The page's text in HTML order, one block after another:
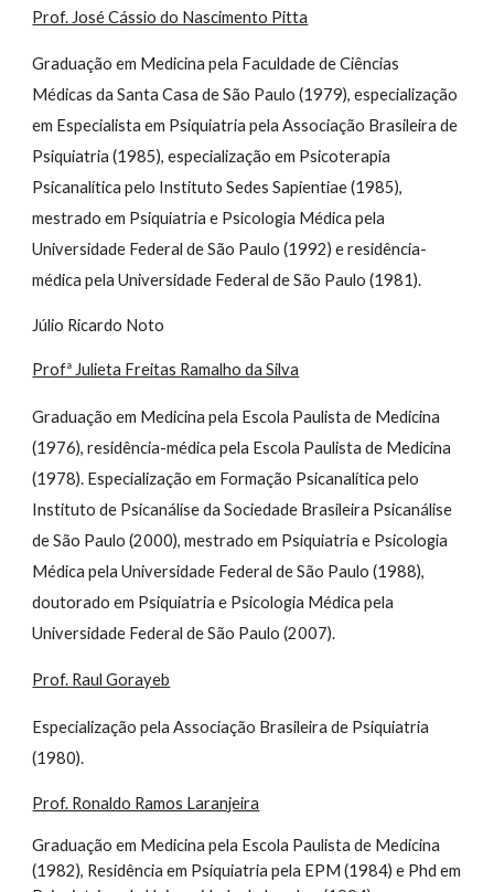
Prof. José Cássio do Nascimento Pitta
Graduação em Medicina pela Faculdade de Ciências
Médicas da Santa Casa de São Paulo (1979), especialização
em Especialista em Psiquiatria pela Associação Brasileira de
Psiquiatria (1985), especialização em Psicoterapia
Psicanalítica pelo Instituto Sedes Sapientiae (1985),
mestrado em Psiquiatria e Psicologia Médica pela
Universidade Federal de São Paulo (1992) e residência-
médica pela Universidade Federal de São Paulo (1981).
Júlio Ricardo Noto
Profª Julieta Freitas Ramalho da Silva
Graduação em Medicina pela Escola Paulista de Medicina
(1976), residência-médica pela Escola Paulista de Medicina
(1978). Especialização em Formação Psicanalítica pelo
Instituto de Psicanálise da Sociedade Brasileira Psicanálise
de São Paulo (2000), mestrado em Psiquiatria e Psicologia
Médica pela Universidade Federal de São Paulo (1988),
doutorado em Psiquiatria e Psicologia Médica pela
Universidade Federal de São Paulo (2007).
Prof. Raul Gorayeb
Especialização pela Associação Brasileira de Psiquiatria
(1980).
Prof. Ronaldo Ramos Laranjeira
Graduação em Medicina pela Escola Paulista de Medicina
(1982), Residência em Psiquiatria pela EPM (1984) e Phd em